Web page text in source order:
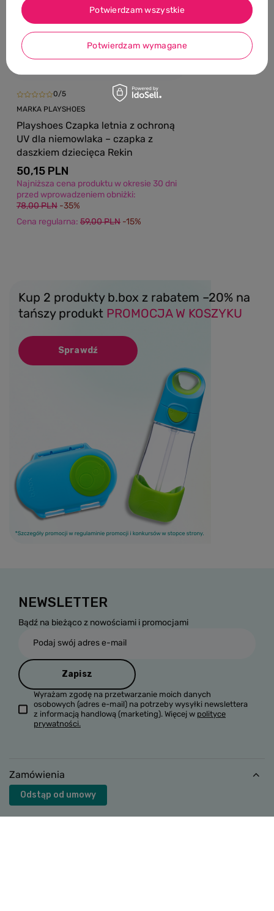
0/5
MARKA PLAYSHOES
Playshoes Czapka letnia z ochroną
UV dla niemowlaka – czapka z
daszkiem dziecięca Rekin
50,15 PLN
Najniższa cena produktu w okresie 30 dni
przed wprowadzeniem obniżki:
78,00 PLN -35%
Cena regularna: 59,00 PLN -15%
Kup 2 produkty b.box z rabatem –20% na
tańszy produkt PROMOCJA W KOSZYKU
Sprawdź
NEWSLETTER
Bądź na bieżąco z nowościami i promocjami
Podaj swój adres e-mail
Zapisz
Wyrażam zgodę na przetwarzanie moich danych
osobowych (adres e-mail) na potrzeby wysyłki newslettera
z informacją handlową (marketing). Więcej w polityce
prywatności.
Zamówienia
Odstąp od umowy
Potwierdzam wymagane
Potwierdzam wszystkie